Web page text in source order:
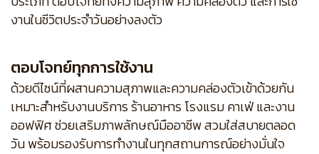
งานในชีวิตประจำวันอย่างลงตัว
ตอบโจทย์ทุกการใช้งาน
ด้วยดีไซน์ที่ผสานความสุภาพและความคล่องตัวเข้าด้วยกัน
เหมาะสำหรับงานบริการ ร้านอาหาร โรงแรม คาเฟ่ และงาน
ออฟฟิศ ช่วยเสริมภาพลักษณ์มืออาชีพ สวมใส่สบายตลอด
วัน พร้อมรองรับการทำงานในทุกสถานการณ์อย่างมั่นใจ